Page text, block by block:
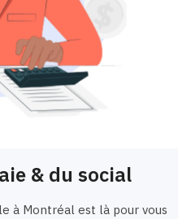
& du social
à Montréal est là pour vous